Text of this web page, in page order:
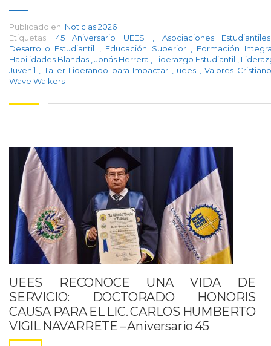
Publicado en: Noticias 2026
Etiquetas:
45 Aniversario UEES
Asociaciones
Desarrollo Estudiantil
Educación Superior
Formación
Habilidades Blandas Jonás Herrera Liderazgo Estudiantil
Juvenil
Taller Liderando para Impactar uees
Valores
Wave Walkers
UEES RECONOCE UNA VIDA DE
SERVICIO: DOCTORADO HONORIS
CAUSA PARA EL LIC. CARLOS HUMBERTO
VIGIL NAVARRETE – Aniversario 45